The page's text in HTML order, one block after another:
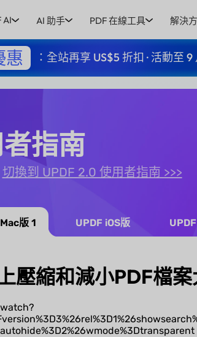
AI AI 助手 PDF 在線工具 解決
惠 ：全站再享 US$5 折扣 · 活動至 9
指南
切換到 UPDF 2.0 使用者指南 >>>
版 1 UPDF iOS版
壓縮和減小PDF檔